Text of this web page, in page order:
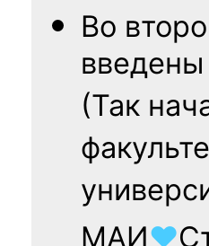
Во
(Так
МАИ♥